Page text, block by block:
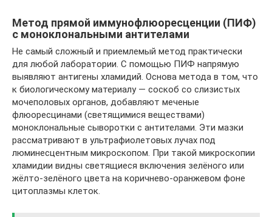
Метод прямой иммунофлюоресценции (ПИФ)
с моноклональными антителами
Не самый сложный и приемлемый метод практически
для любой лаборатории. С помощью ПИФ напрямую
выявляют антигены хламидий. Основа метода в том, что
к биологическому материалу — соскоб со слизистых
мочеполовых органов, добавляют меченые
флюоресцинами (светящимися веществами)
моноклональные сыворотки с антителами. Эти мазки
рассматривают в ультрафиолетовых лучах под
люминесцентным микроскопом. При такой микроскопии
хламидии видны светящиеся включения зелёного или
жёлто-зелёного цвета на коричнево-оранжевом фоне
цитоплазмы клеток.